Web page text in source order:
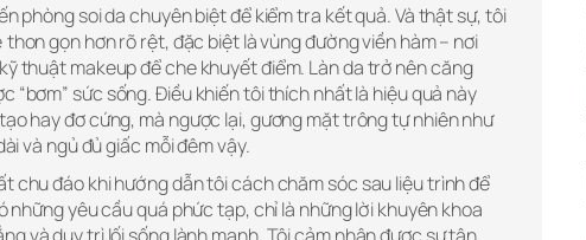
phòng soi da chuyên biệt để kiểm tra kết quả. Và thật sự, tôi
gọn hơn rõ rệt, đặc biệt là vùng đường viền hàm – nơi
thuật makeup để che khuyết điểm. Làn da trở nên căng
“bơm” sức sống. Điều khiến tôi thích nhất là hiệu quả này
hay đơ cứng, mà ngược lại, gương mặt trông tự nhiên như
và ngủ đủ giấc mỗi đêm vậy.
chu đáo khi hướng dẫn tôi cách chăm sóc sau liệu trình để
những yêu cầu quá phức tạp, chỉ là những lời khuyên khoa